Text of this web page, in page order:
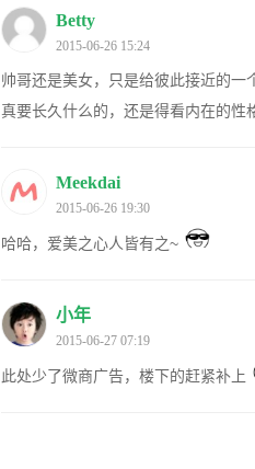
Betty
2015-06-26 15:24
帅哥还是美女，只是给彼此接近的一
真要长久什么的，还是得看内在的性
Meekdai
2015-06-26 19:30
哈哈，爱美之心人皆有之~
小年
2015-06-27 07:19
此处少了微商广告，楼下的赶紧补上